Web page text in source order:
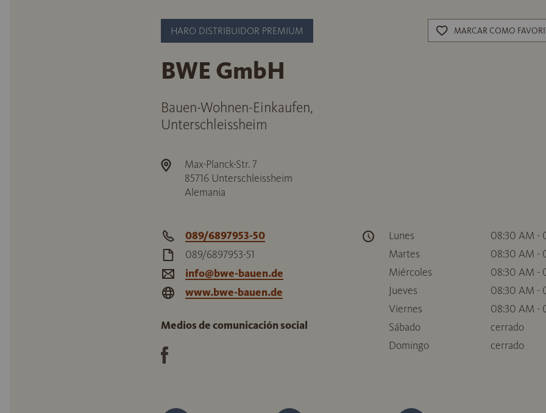
HARO DISTRIBUIDOR PREMIUM
BWE GmbH
Bauen-Wohnen-Einkaufen,
Unterschleissheim
MARCAR COMO
Max-Planck-Str. 7
85716 Unterschleissheim
Alemania
089/6897953-50
089/6897953-51
info@bwe-bauen.de
www.bwe-bauen.de
Medios de comunicación social
Lunes
08:30 AM -
Martes
08:30 AM -
Miércoles
08:30 AM -
Jueves
08:30 AM -
Viernes
08:30 AM -
Sábado
cerrado
Domingo
cerrado